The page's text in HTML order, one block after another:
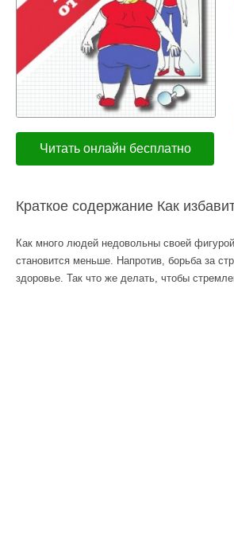
Читать онлайн бесплатно
Краткое содержание Как
Как много людей недовольны своей
становится меньше. Напротив, борьба за
здоровье. Так что же делать, чтобы